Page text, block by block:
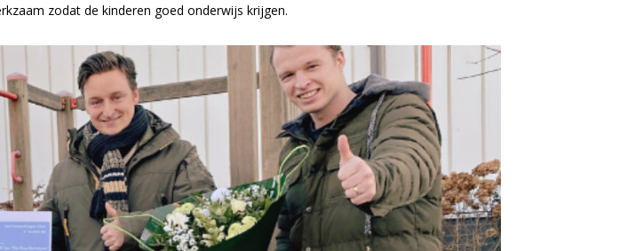
zodat de kinderen goed onderwijs krijgen.